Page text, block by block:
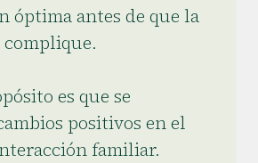
óptima antes de que la
es que se
positivos en el
familiar.